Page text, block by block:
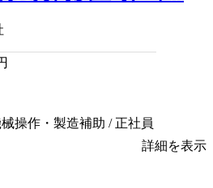
操作・製造補助 / 正社員
詳細を表示